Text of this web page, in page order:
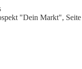
"Dein Markt", Seite